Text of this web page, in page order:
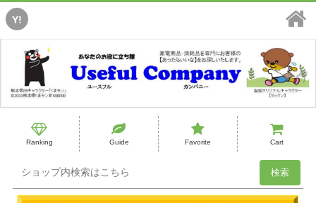
Y!
Ranking Guide Favorite Cart